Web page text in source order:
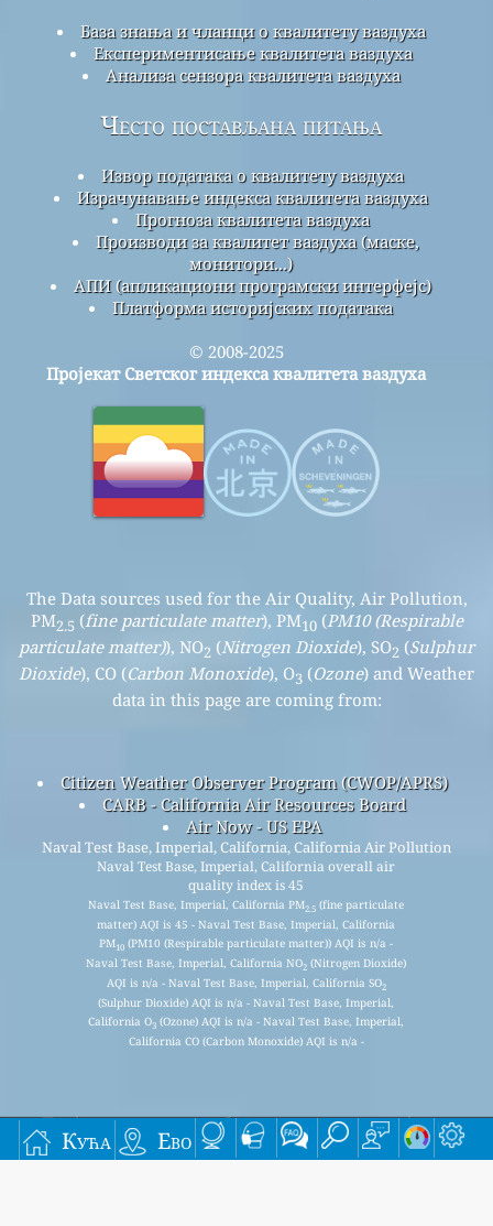
Кућа Ево
База знања и чланци о квалитету ваздуха
Експериментисање квалитета ваздуха
Анализа сензора квалитета ваздуха
Често постављана питања
Извор података о квалитету ваздуха
Израчунавање индекса квалитета ваздуха
Прогноза квалитета ваздуха
Производи за квалитет ваздуха (маске,
монитори...)
АПИ (апликациони програмски интерфејс)
Платформа историјских података
© 2008-2025
Пројекат Светског индекса квалитета ваздуха
The Data sources used for the Air Quality, Air Pollution,
PM2.5 (fine particulate matter), PM10(PM10 (Respirable
particulate matter)), NO2 (Nitrogen Dioxide), SO2 (Sulphur
Dioxide), CO (Carbon Monoxide), O3 (Ozone) and Weather
data in this page are coming from:
Citizen Weather Observer Program (CWOP/APRS)
CARB - California Air Resources Board
Air Now - US EPA
Naval Test Base, Imperial, California, California Air Pollution
Naval Test Base, Imperial, California overall air
quality index is 45
Naval Test Base, Imperial, California PM2.5 (fine particulate
matter) AQI is 45 - Naval Test Base, Imperial, California
PM10 (PM10 (Respirable particulate matter)) AQI is n/a -
Naval Test Base, Imperial, California NO2 (Nitrogen Dioxide)
AQI is n/a - Naval Test Base, Imperial, California SO2
(Sulphur Dioxide) AQI is n/a - Naval Test Base, Imperial,
California O3 (Ozone) AQI is n/a - Naval Test Base, Imperial,
California CO (Carbon Monoxide) AQI is n/a -
Пријавите се за нашу бесплатну месечну мејлинг
листу и добијајте обавештења када нови чланци
буду доступни.